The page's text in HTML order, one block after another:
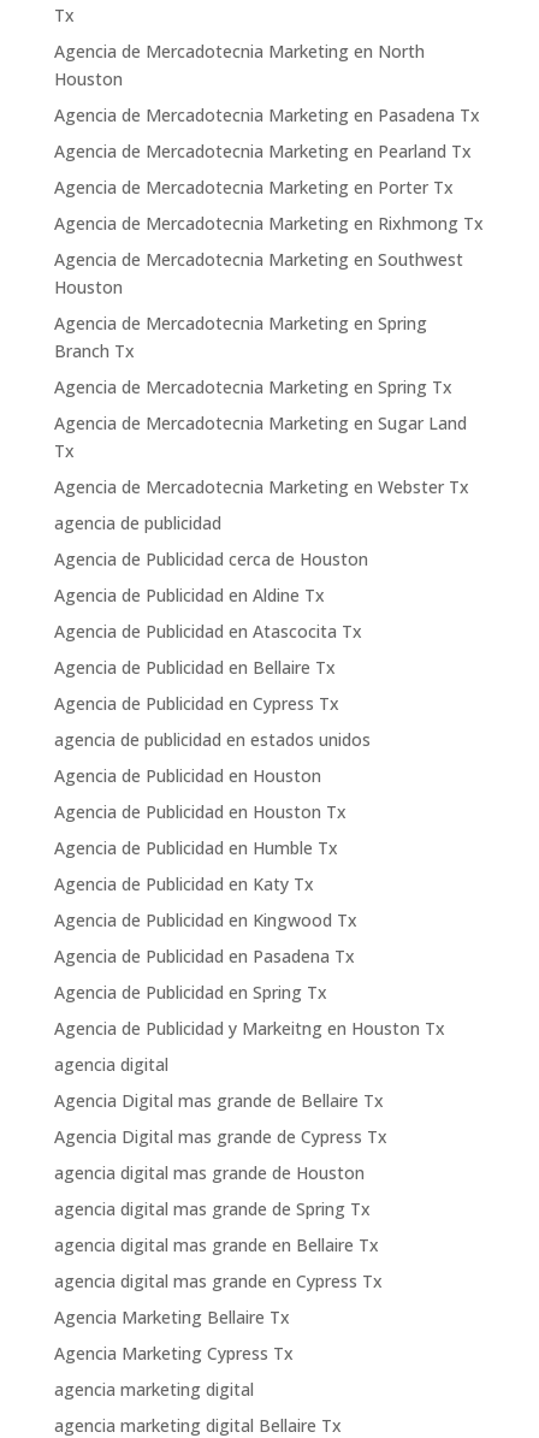
Tx
Agencia de Mercadotecnia Marketing en North
Houston
Agencia de Mercadotecnia Marketing en Pasadena Tx
Agencia de Mercadotecnia Marketing en Pearland Tx
Agencia de Mercadotecnia Marketing en Porter Tx
Agencia de Mercadotecnia Marketing en Rixhmong Tx
Agencia de Mercadotecnia Marketing en Southwest
Houston
Agencia de Mercadotecnia Marketing en Spring
Branch Tx
Agencia de Mercadotecnia Marketing en Spring Tx
Agencia de Mercadotecnia Marketing en Sugar Land
Tx
Agencia de Mercadotecnia Marketing en Webster Tx
agencia de publicidad
Agencia de Publicidad cerca de Houston
Agencia de Publicidad en Aldine Tx
Agencia de Publicidad en Atascocita Tx
Agencia de Publicidad en Bellaire Tx
Agencia de Publicidad en Cypress Tx
agencia de publicidad en estados unidos
Agencia de Publicidad en Houston
Agencia de Publicidad en Houston Tx
Agencia de Publicidad en Humble Tx
Agencia de Publicidad en Katy Tx
Agencia de Publicidad en Kingwood Tx
Agencia de Publicidad en Pasadena Tx
Agencia de Publicidad en Spring Tx
Agencia de Publicidad y Markeitng en Houston Tx
agencia digital
Agencia Digital mas grande de Bellaire Tx
Agencia Digital mas grande de Cypress Tx
agencia digital mas grande de Houston
agencia digital mas grande de Spring Tx
agencia digital mas grande en Bellaire Tx
agencia digital mas grande en Cypress Tx
Agencia Marketing Bellaire Tx
Agencia Marketing Cypress Tx
agencia marketing digital
agencia marketing digital Bellaire Tx